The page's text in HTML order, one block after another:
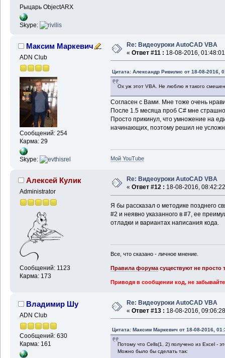
Рыцарь ObjectARX
Skype:
Максим Маркевич
ADN Club
Сообщений: 254
Карма: 29
Skype:
Re: Видеоуроки AutoCAD VBA
« Ответ #11 : 18-08-2016,
Цитата: Александр Ривилис от 18-08-2016,
Ох уж этот VBA. Не люблю я такого
Согласен с Вами. Мне тоже очень
После 1.5 месяца проб C# мне
Просто прикинул, что умножение на
начинающих, поэтому решил не
Мой YouTube
Алексей Кулик
Administrator
Сообщений: 1123
Карма: 173
Re: Видеоуроки AutoCAD VBA
« Ответ #12 : 18-08-2016,
Я бы рассказал о методике позднего
#2 и неявно указанного в #7, ее
отладки и вариантах написания кода.
Все, что сказано - личное мнение.
Правила форумасуществуют не просто
Приводя в сообщении код, не
Владимир Шу
ADN Club
Сообщений: 630
Карма: 161
Re: Видеоуроки AutoCAD VBA
« Ответ #13 : 18-08-2016,
Цитата: Максим Маркевич от 18-08-2016,
Потому что Cells(1, 2) получено из Excel -
Можно было бы сделать так: